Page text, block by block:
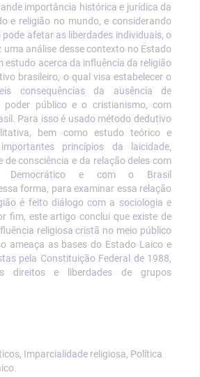
importância histórica e jurídica da
e religião no mundo, e considerando
afetar as liberdades individuais, o
análise desse contexto no Estado
estudo acerca da influência da religião
brasileiro, o qual visa estabelecer o
consequências da ausência de
poder público e o cristianismo, com
Para isso é usado método dedutivo
bem como estudo teórico e
princípios da laicidade,
de consciência e da relação deles com
Democrático e com o Brasil
forma, para examinar essa relação
é feito diálogo com a sociologia e
fim, este artigo conclui que existe de
religiosa cristã no meio público
ameaça as bases do Estado Laico e
pela Constituição Federal de 1988,
direitos e liberdades de grupos
Imparcialidade religiosa, Política